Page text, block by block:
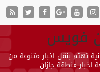
فويس
تهتم بنقل اخبار متنوعة من
اخبار منطقة جازان